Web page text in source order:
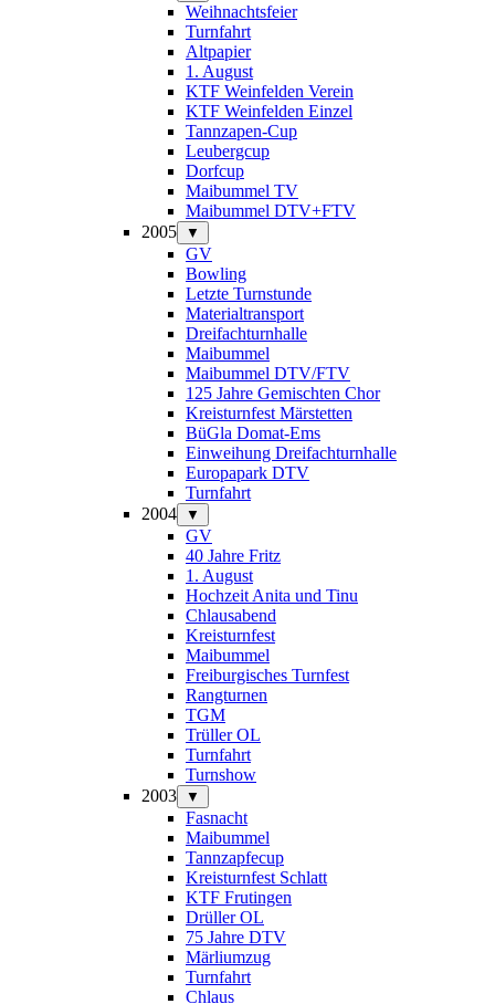
Weihnachtsfeier
Turnfahrt
Altpapier
1. August
KTF Weinfelden Verein
KTF Weinfelden Einzel
Tannzapen-Cup
Leubergcup
Dorfcup
Maibummel TV
Maibummel DTV+FTV
2005
▼
GV
Bowling
Letzte Turnstunde
Materialtransport
Dreifachturnhalle
Maibummel
Maibummel DTV/FTV
125 Jahre Gemischten Chor
Kreisturnfest Märstetten
BüGla Domat-Ems
Einweihung Dreifachturnhalle
Europapark DTV
Turnfahrt
2004
▼
GV
40 Jahre Fritz
1. August
Hochzeit Anita und Tinu
Chlausabend
Kreisturnfest
Maibummel
Freiburgisches Turnfest
Rangturnen
TGM
Trüller OL
Turnfahrt
Turnshow
2003
▼
Fasnacht
Maibummel
Tannzapfecup
Kreisturnfest Schlatt
KTF Frutingen
Drüller OL
75 Jahre DTV
Märliumzug
Turnfahrt
Chlaus